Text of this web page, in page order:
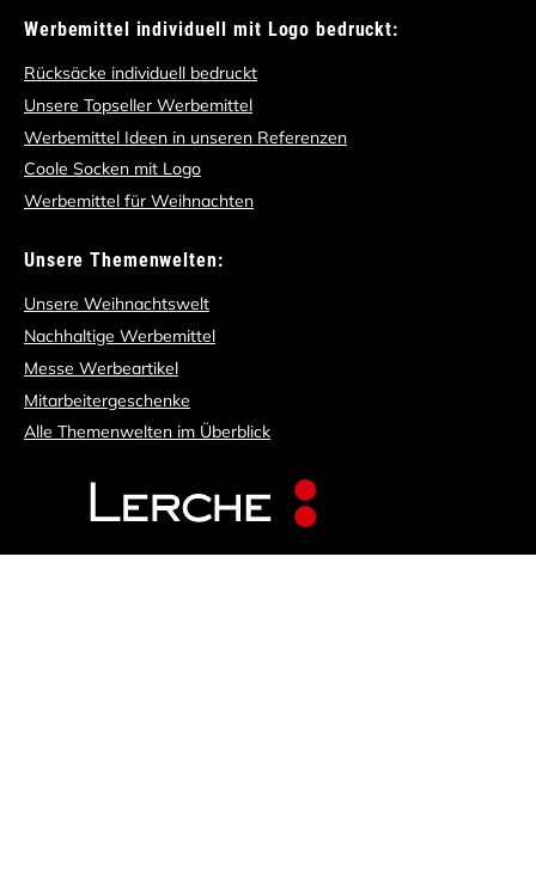
Werbemittel individuell mit Logo bedruckt:
Rücksäcke individuell bedruckt
Unsere Topseller Werbemittel
Werbemittel Ideen in unseren Referenzen
Coole Socken mit Logo
Werbemittel für Weihnachten
Unsere Themenwelten:
Unsere Weihnachtswelt
Nachhaltige Werbemittel
Messe Werbeartikel
Mitarbeitergeschenke
Alle Themenwelten im Überblick